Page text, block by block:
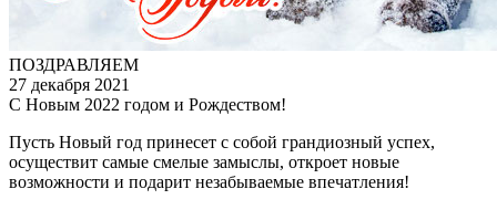
ПОЗДРАВЛЯЕМ
27 декабря 2021
С Новым 2022 годом и Рождеством!
Пусть Новый год принесет с собой грандиозный успех,
осуществит самые смелые замыслы, откроет новые
возможности и подарит незабываемые впечатления!